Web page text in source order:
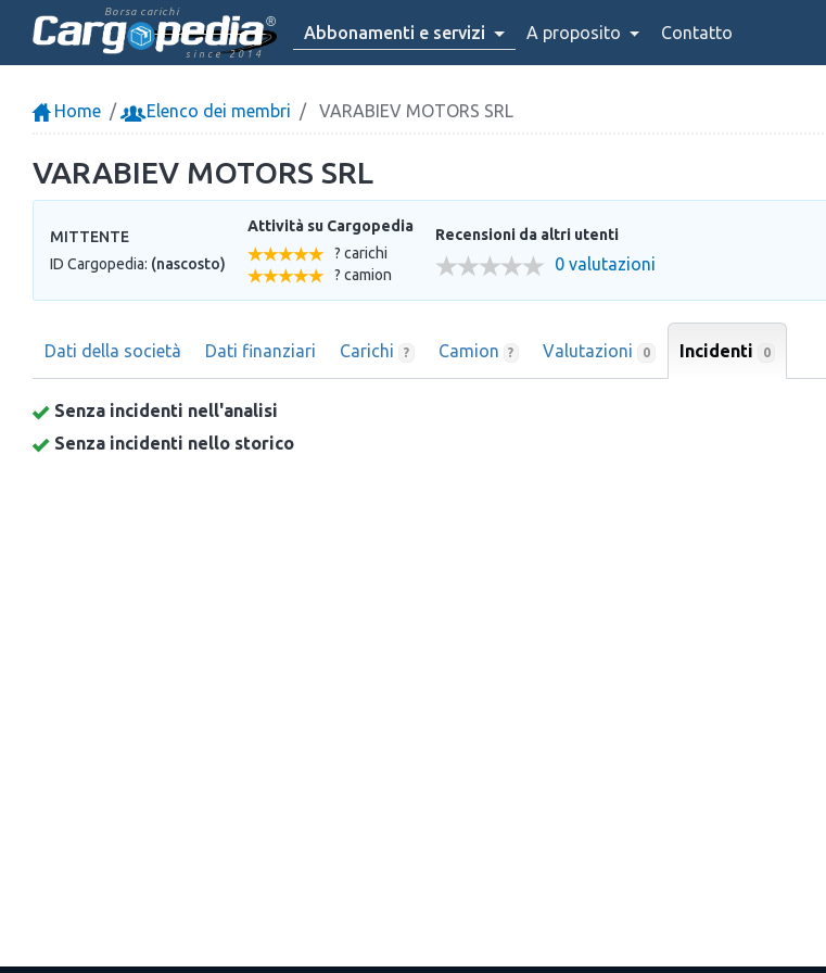
Borsa carichi
since 2014
Abbonamenti e servizi A proposito Contatto
Home Elenco dei membri VARABIEV MOTORS SRL
VARABIEV MOTORS SRL
MITTENTE
ID Cargopedia: (nascosto)
Attività su Cargopedia
? carichi
? camion
Recensioni da altri utenti
0 valutazioni
Dati della società Dati finanziari Carichi ? Camion ? Valutazioni 0 Incidenti 0
Senza incidenti nell'analisi
Senza incidenti nello storico